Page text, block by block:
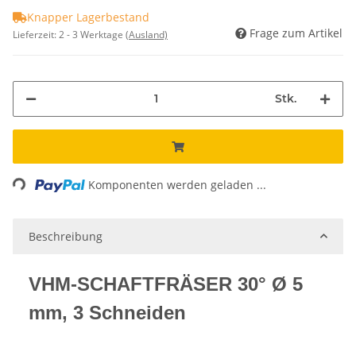
Knapper Lagerbestand
Lieferzeit:2 - 3 Werktage (Ausland) Frage zum Artikel
Stk.
Komponenten werden geladen ...
Beschreibung
VHM-SCHAFTFRÄSER 30° Ø 5
mm, 3 Schneiden